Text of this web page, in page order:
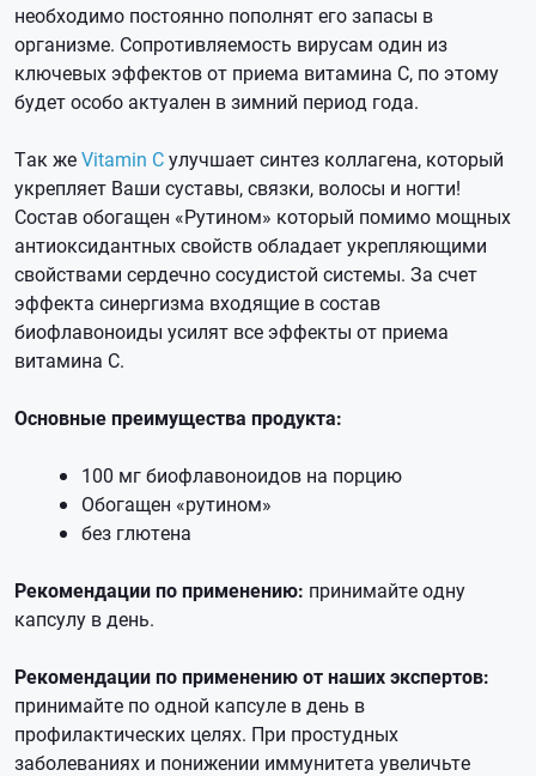
необходимо постоянно пополнят его запасы в
организме. Сопротивляемость вирусам один из
ключевых эффектов от приема витамина С, по этому
будет особо актуален в зимний период года.
Так жеVitamin Cулучшает синтез коллагена, который
укрепляет Ваши суставы, связки, волосы и ногти!
Состав обогащен «Рутином» который помимо мощных
антиоксидантных свойств обладает укрепляющими
свойствами сердечно сосудистой системы. За счет
эффекта синергизма входящие в состав
биофлавоноиды усилят все эффекты от приема
витамина С.
Основные преимущества продукта:
100 мг биофлавоноидов на порцию
Обогащен «рутином»
без глютена
Рекомендации по применению: принимайте одну
капсулу в день.
Рекомендации по применению от наших экспертов:
принимайте по одной капсуле в день в
профилактических целях. При простудных
заболеваниях и понижении иммунитета увеличьте